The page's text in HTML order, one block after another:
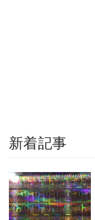
新着記事